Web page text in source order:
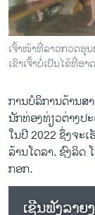
ພາສາອັງກິດ
ວີດີໂອ
ສຽງ
ລາຍງານ
ຕິດຕາມພວກເຮົາ ທີ່
ພາສາຕ່າງໆ
ເຈົ້າ​ໜ້າ​ທີ່​ລາວກວດ​ອຸ​
ເຂົາ​ເຈົ້າ​ບໍ່​ເປັນ​ໄຂ້​ທີ່​ອ
ການບໍລິການດ້ານສ
ນັກທ່ອງທ່ຽວຕ່າງປ
ໃນປີ 2022 ຊຶ່ງ​ຈະ
ລ້ານໂດລາ. ຊົງ​ລິດ
ກອກ.